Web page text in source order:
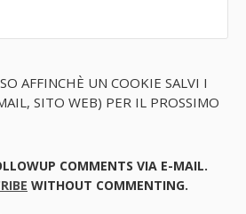
AFFINCHÈ UN COOKIE SALVI I
SITO WEB) PER IL PROSSIMO
COMMENTS VIA E-MAIL.
WITHOUT COMMENTING.